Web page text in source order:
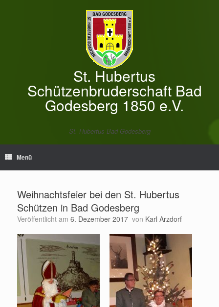
St. Hubertus
Schützenbruderschaft Bad
Godesberg 1850 e.V.
St. Hubertus Bad Godesberg
Menü
Weihnachtsfeier bei den St. Hubertus
Schützen in Bad Godesberg
Veröffentlicht am 6. Dezember 2017 von Karl Arzdorf